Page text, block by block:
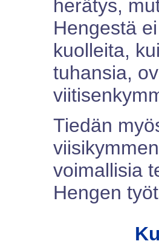
herätys,
Hengestä
kuolleita,
tuhansia,
Tiedän
voimallisia
Hengen